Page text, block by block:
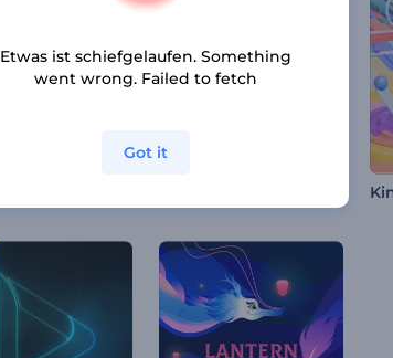
Etwas ist schiefgelaufen. Something
went wrong. Failed to fetch
Got it